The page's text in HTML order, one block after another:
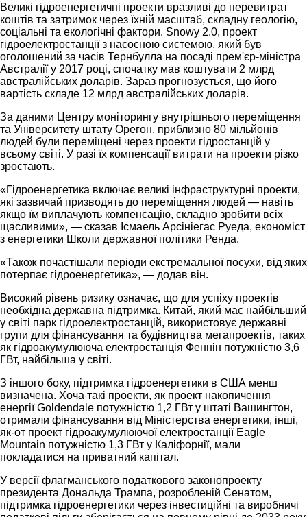
Великі гідроенергетичні проекти вразливі до перевитрат
коштів та затримок через їхній масштаб, складну геологію,
соціальні та екологічні фактори. Snowy 2.0, проект
гідроелектростанції з насосною системою, який був
оголошений за часів Тернбулла на посаді прем'єр-міністра
Австралії у 2017 році, спочатку мав коштувати 2 млрд
австралійських доларів. Зараз прогнозується, що його
вартість складе 12 млрд австралійських доларів.
За даними Центру моніторингу внутрішнього переміщення
та Університету штату Орегон, приблизно 80 мільйонів
людей були переміщені через проекти гідростанцій у
всьому світі. У разі їх компенсації витрати на проекти різко
зростають.
«Гідроенергетика включає великі інфраструктурні проекти,
які зазвичай призводять до переміщення людей — навіть
якщо їм виплачують компенсацію, складно зробити всіх
щасливими», — сказав Ісмаель Арсініегас Руеда, економіст
з енергетики Школи державної політики Ренда.
«Також почастішали періоди екстремальної посухи, від яких
потерпає гідроенергетика», — додав він.
Високий рівень ризику означає, що для успіху проектів
необхідна державна підтримка. Китай, який має найбільший
у світі парк гідроелектростанцій, використовує державні
групи для фінансування та будівництва мегапроектів, таких
як гідроакумулююча електростанція Феннін потужністю 3,6
ГВт, найбільша у світі.
З іншого боку, підтримка гідроенергетики в США менш
визначена. Хоча такі проекти, як проект накопичення
енергії Goldendale потужністю 1,2 ГВт у штаті Вашингтон,
отримали фінансування від Міністерства енергетики, інші,
як-от проект гідроакумулюючої електростанції Eagle
Mountain потужністю 1,3 ГВт у Каліфорнії, мали
покладатися на приватний капітал.
У версії флагманського податкового законопроекту
президента Дональда Трампа, розробленій Сенатом,
підтримка гідроенергетики через інвестиційні та виробничі